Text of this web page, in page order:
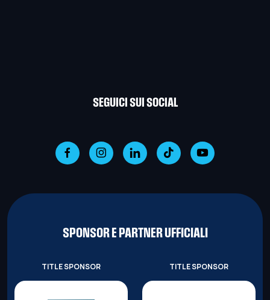
SEGUICI SUI SOCIAL
SPONSOR E PARTNER UFFICIALI
TITLE SPONSOR TITLE SPONSOR